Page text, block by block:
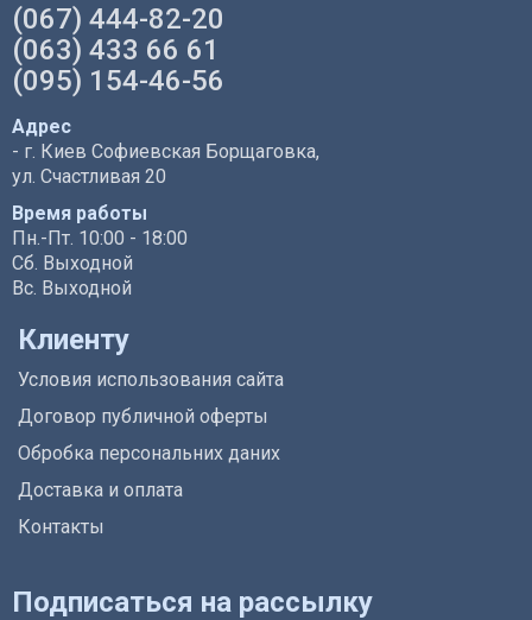
(067) 444-82-20
(063) 433 66 61
(095) 154-46-56
Адрес
- г. Киев Софиевская Борщаговка,
ул. Счастливая 20
Время работы
Пн.-Пт. 10:00 - 18:00
Сб. Выходной
Вс. Выходной
Клиенту
Условия использования сайта
Договор публичной оферты
Обробка персональних даних
Доставка и оплата
Контакты
Подписаться на рассылку